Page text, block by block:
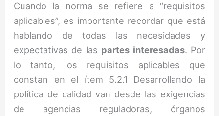
Cuando la norma se refiere a “requisitos
aplicables”, es importante recordar que está
hablando de todas las necesidades y
expectativas de las partes interesadas. Por
lo tanto, los requisitos aplicables que
constan en el ítem 5.2.1 Desarrollando la
política de calidad van desde las exigencias
de agencias reguladoras, órganos